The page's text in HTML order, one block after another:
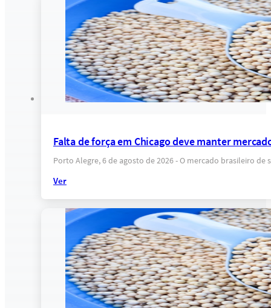
Falta de força em Chicago deve manter
Porto Alegre, 6 de agosto de 2026 - O mercado brasileiro
Ver